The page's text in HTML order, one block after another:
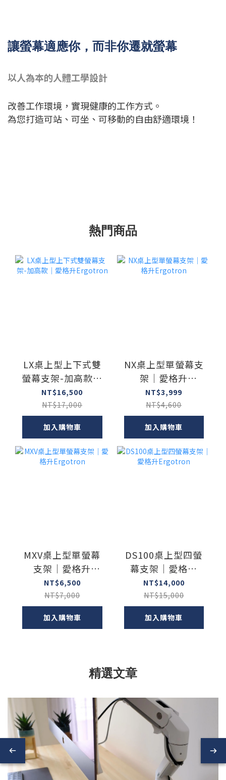
讓螢幕適應你，而非你遷就螢幕
以人為本的人體工學設計
改善工作環境，實現健康的工作方式。
為您打造可站、可坐、可移動的自由舒適環境！
熱門商品
LX桌上型上下式雙
螢幕支架-加高款｜
愛格升Ergotron
NT$16,500
NT$17,000
加入購物車
NX桌上型單螢幕支
架｜愛格升
Ergotron
NT$3,999
NT$4,600
加入購物車
MXV桌上型單螢幕
支架｜愛格升
Ergotron
NT$6,500
NT$7,000
加入購物車
DS100桌上型四螢
幕支架｜愛格升
Ergotron
NT$14,000
NT$15,000
加入購物車
精選文章